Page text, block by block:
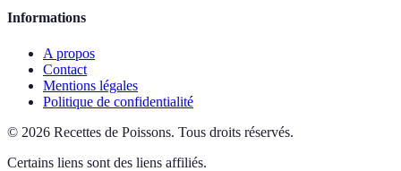
Informations
A propos
Contact
Mentions légales
Politique de confidentialité
© 2026 Recettes de Poissons. Tous droits réservés.
Certains liens sont des liens affiliés.